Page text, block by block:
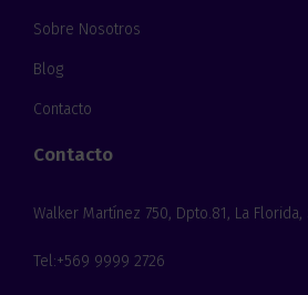
Sobre Nosotros
Blog
Contacto
Contacto
Walker Martínez 750, Dpto.81, La Florida,
Tel:+569 9999 2726